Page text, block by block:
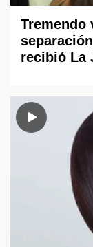
Tremendo
recibió La